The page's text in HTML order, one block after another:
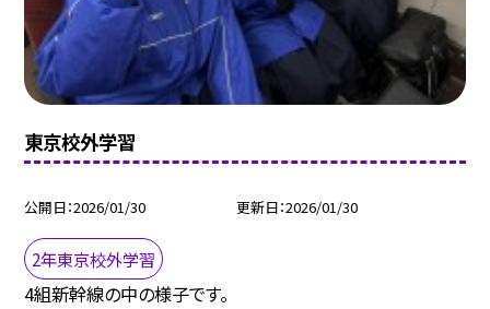
東京校外学習
公開日 2026/01/30 更新日 2026/01/30
2年東京校外学習
4組新幹線の中の様子です。